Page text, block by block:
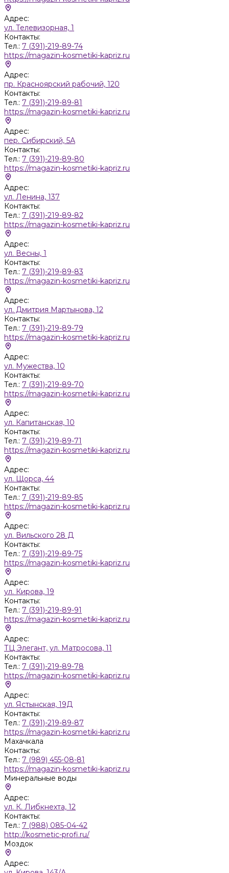
Адрес:
ул. Телевизорная, 1
Контакты:
Тел.: 7 (391)-219-89-74
https://magazin-kosmetiki-kapriz.ru
Адрес:
пр. Красноярский рабочий, 120
Контакты:
Тел.: 7 (391)-219-89-81
https://magazin-kosmetiki-kapriz.ru
Адрес:
пер. Сибирский, 5А
Контакты:
Тел.: 7 (391)-219-89-80
https://magazin-kosmetiki-kapriz.ru
Адрес:
ул. Ленина, 137
Контакты:
Тел.: 7 (391)-219-89-82
https://magazin-kosmetiki-kapriz.ru
Адрес:
ул. Весны, 1
Контакты:
Тел.: 7 (391)-219-89-83
https://magazin-kosmetiki-kapriz.ru
Адрес:
ул. Дмитрия Мартынова, 12
Контакты:
Тел.: 7 (391)-219-89-79
https://magazin-kosmetiki-kapriz.ru
Адрес:
ул. Мужества, 10
Контакты:
Тел.: 7 (391)-219-89-70
https://magazin-kosmetiki-kapriz.ru
Адрес:
ул. Капитанская, 10
Контакты:
Тел.: 7 (391)-219-89-71
https://magazin-kosmetiki-kapriz.ru
Адрес:
ул. Щорса, 44
Контакты:
Тел.: 7 (391)-219-89-85
https://magazin-kosmetiki-kapriz.ru
Адрес:
ул. Вильского 28 Д
Контакты:
Тел.: 7 (391)-219-89-75
https://magazin-kosmetiki-kapriz.ru
Адрес:
ул. Кирова, 19
Контакты:
Тел.: 7 (391)-219-89-91
https://magazin-kosmetiki-kapriz.ru
Адрес:
ТЦ Элегант, ул. Матросова, 11
Контакты:
Тел.: 7 (391)-219-89-78
https://magazin-kosmetiki-kapriz.ru
Адрес:
ул. Ястынская, 19Д
Контакты:
Тел.: 7 (391)-219-89-87
https://magazin-kosmetiki-kapriz.ru
Махачкала
Контакты:
Тел.: 7 (989) 455-08-81
https://magazin-kosmetiki-kapriz.ru
Минеральные воды
Адрес:
ул. К. Либкнехта, 12
Контакты:
Тел.: 7 (988) 085-04-42
http://kosmetic-profi.ru/
Моздок
Адрес: